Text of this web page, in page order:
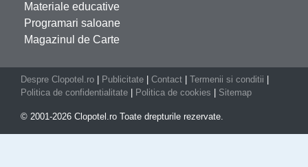
Materiale educative
Programari saloane
Magazinul de Carte
Despre Clopotel.ro Publicitate Contact Termenii si conditii
Politica de confidentialitate
Politica de cookies Sitemap
© 2001-2026 Clopotel.ro Toate drepturile rezervate.